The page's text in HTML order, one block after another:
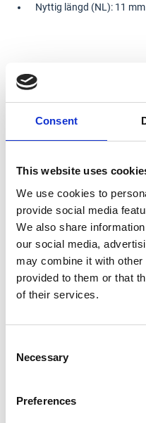
Consent
This website uses
We use cookies to
provide social media
We also share
our social media,
may combine it with other
provided to them or that
of their services.
Selection
Necessary
Preferences
Nyttig längd (NL): 11 mm